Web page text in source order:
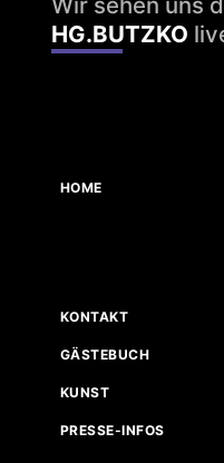
HG.BUTZKO
HOME
KONTAKT
GÄSTEBUCH
KUNST
PRESSE-INFOS